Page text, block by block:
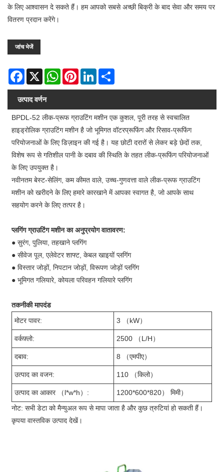
के लिए आश्वासन दे सकते हैं। हम आपको सबसे अच्छी बिक्री के बाद सेवा और समय पर
वितरण प्रदान करेंगे।
जांच भेजें
Facebook
X WhatsAppPinterestLinkedIn
उत्पाद वर्णन
BPDL-52 लीक-प्रूफ ग्राउटिंग मशीन एक कुशल, पूरी तरह से स्वचालित
हाइड्रोलिक ग्राउटिंग मशीन है जो भूमिगत वॉटरप्रूफिंग और रिसाव-प्रूफिंग
परियोजनाओं के लिए डिज़ाइन की गई है। यह छोटी दरारों से लेकर बड़े छेदों तक,
विशेष रूप से गतिशील पानी के दबाव की स्थिति के तहत लीक-प्रूफिंग परियोजनाओं
के लिए उपयुक्त है।
नवीनतम बेस्ट-सेलिंग, कम कीमत वाले, उच्च-गुणवत्ता वाले लीक-प्रूफ ग्राउटिंग
मशीन को खरीदने के लिए हमारे कारखाने में आपका स्वागत है, जो आपके साथ
सहयोग करने के लिए तत्पर है।
प्लगिंग ग्राउटिंग मशीन का अनुप्रयोग वातावरण:
● सुरंग, पुलिया, तहखाने प्लगिंग
● सीवेज पूल, एलेवेटर शाफ्ट, केबल खाइयों प्लगिंग
● विस्तार जोड़ों, निपटान जोड़ों, विरूपण जोड़ों प्लगिंग
● भूमिगत गलियारे, कोयला परिवहन गलियारे प्लगिंग
तकनीकी मापदंड
मोटर पावर:
3 （kW）
वर्कफ़्लो: 2500 （L/H）
दबाव: 8 （एमपीए）
उत्पाद का वजन: 110 （किलो）
उत्पाद का आकार （l*w*h）:
1200*600*820） मिमी）
नोट: सभी डेटा को मैन्युअल रूप से मापा जाता है और कुछ त्रुटियां हो सकती हैं।
कृपया वास्तविक उत्पाद देखें।